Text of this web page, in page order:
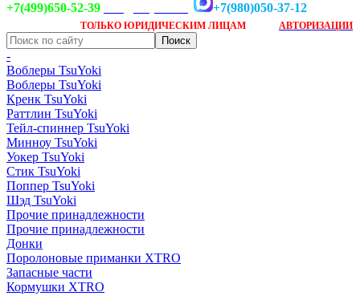
+7(499)650-52-39
+7(980)050-37-12
ТОЛЬКО ЮРИДИЧЕСКИМ ЛИЦАМ АВТОРИЗАЦИИ
-
Воблеры TsuYoki
Воблеры TsuYoki
Кренк TsuYoki
Раттлин TsuYoki
Тейл-спиннер TsuYoki
Минноу TsuYoki
Уокер TsuYoki
Стик TsuYoki
Поппер TsuYoki
Шэд TsuYoki
Прочие принадлежности
Прочие принадлежности
Донки
Поролоновые приманки XTRO
Запасные части
Кормушки XTRO